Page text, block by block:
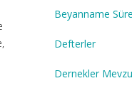
Beyanname
Defterler
Dernekler